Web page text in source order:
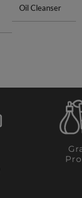
Oil Cleanser